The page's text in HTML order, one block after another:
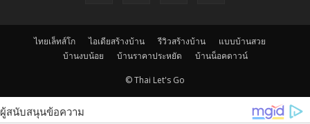
ไทยเล็ทส์โก ไอเดียสร้างบ้าน รีวิวสร้างบ้าน
แบบบ้านสวย
บ้านงบน้อย
บ้านราคาประหยัด บ้านน็อคดาวน์
© Thai Let's Go